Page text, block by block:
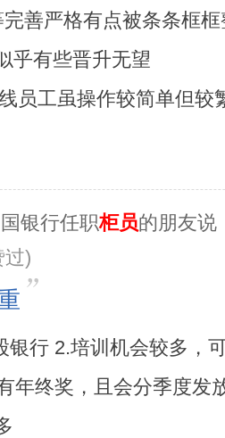
善严格有点被条条框
乎有些晋升无望
员工虽操作较简单但较
银行任职柜员的朋友说
过)
银行 2.培训机会较多，
年终奖，且会分季度发